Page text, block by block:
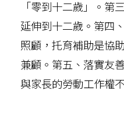
「零到十二歲」。第
延伸到十二歲。第四
照顧，托育補助是協
兼顧。第五、落實友
與家長的勞動工作權